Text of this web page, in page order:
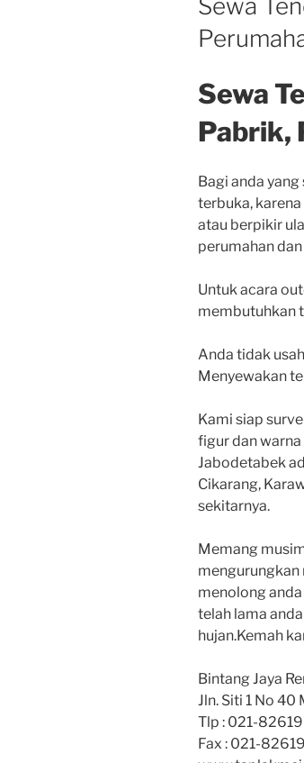
Sewa
Sewa
Pabrik,
Bagi anda
terbuka,
atau berpikir
perumahan
Untuk acara
membutuhkan
Anda tidak
Menyewakan
Kami siap
figur dan
Jabodetabek
Cikarang,
sekitarnya.
Memang
mengurungkan
menolong
telah lama
hujan.Kemah
Bintang Jaya
Jln. Siti 1 No 40
Tlp : 021-
Fax : 021-